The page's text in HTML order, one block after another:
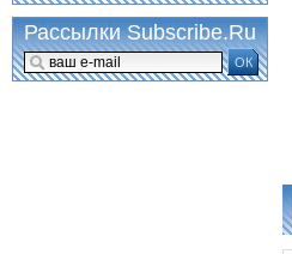
Рассылки Subscribe.Ru
ОК